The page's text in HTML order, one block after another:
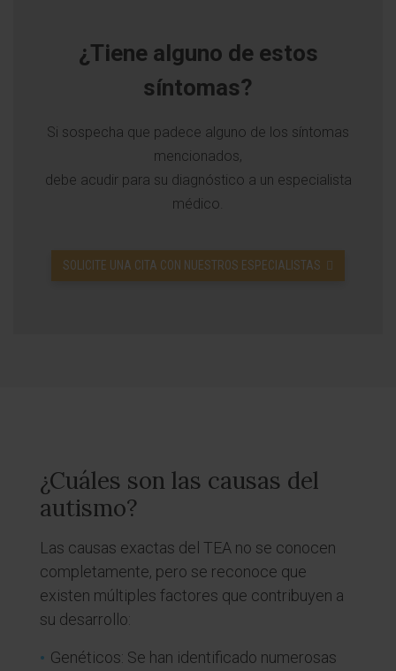
¿Tiene alguno de estos
síntomas?
Si sospecha que padece alguno de los síntomas
mencionados,
debe acudir para su diagnóstico a un especialista
médico.
SOLICITE UNA CITA CON NUESTROS ESPECIALISTAS
¿Cuáles son las causas del
autismo?
Las causas exactas del TEA no se conocen
completamente, pero se reconoce que
existen múltiples factores que contribuyen a
su desarrollo:
Genéticos: Se han identificado numerosas